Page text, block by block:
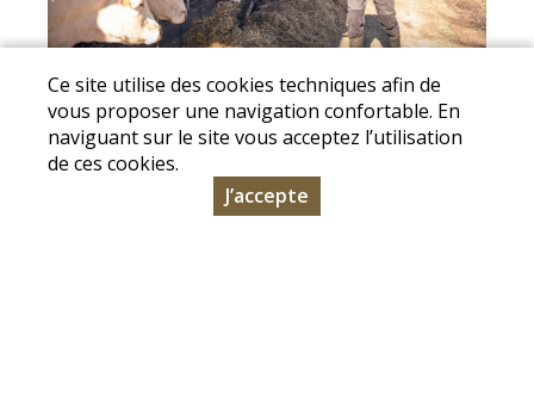
Ce site utilise des cookies techniques afin de
vous proposer une navigation confortable. En
naviguant sur le site vous acceptez l’utilisation
de ces cookies.
J’accepte